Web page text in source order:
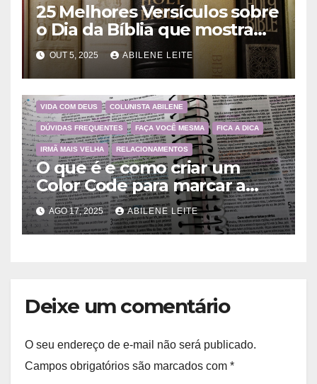
25 Melhores Versículos sobre
o Dia da Bíblia que mostram
a importância da Palavra de
Deus
OUT 5, 2025 ABILENE LEITE
VIDA COM DEUS COLUNISTA ABILENE
DÚVIDAS FREQUENTES FAÇA VOCÊ MESMA FICA A DICA
IRMÃ MAIS VELHA RELACIONAMENTOS
O que é e como criar um
Color Code para marcar a
Bíblia?
AGO 17, 2025 ABILENE LEITE
Deixe um comentário
O seu endereço de e-mail não será publicado.
Campos obrigatórios são marcados com *